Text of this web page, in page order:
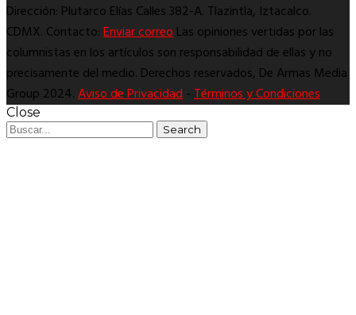
Dirección: Plutarco Elías Calles 382-A. Tlazintla, Iztacalco.
CDMX. Contacto:Enviar correoLas opiniones vertidas por las
columnistas en los artículos son responsabilidad de ellas y no
precisamente del medio. Derechos reservados, De Armas Media
Group 2024.Aviso de Privacidad-Términos y Condiciones
Close